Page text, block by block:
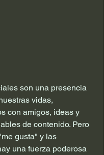
son una presencia
vidas,
con amigos, ideas y
de contenido. Pero
gusta" y las
una fuerza poderosa